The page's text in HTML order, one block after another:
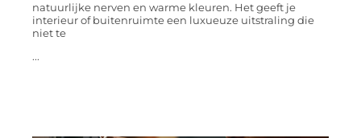
natuurlijke nerven en warme kleuren. Het geeft je
interieur of buitenruimte een luxueuze uitstraling die
niet te
...